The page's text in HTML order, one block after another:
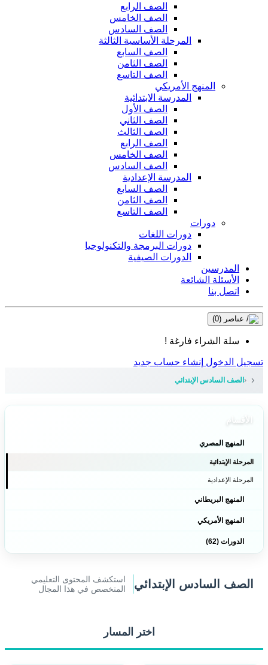
الصف الرابع
الصف الخامس
الصف السادس
المرحلة الأساسية الثالثة
الصف السابع
الصف الثامن
الصف التاسع
المنهج الأمريكي
المدرسة الابتدائية
الصف الأول
الصف الثاني
الصف الثالث
الصف الرابع
الصف الخامس
الصف السادس
المدرسة الإعدادية
الصف السابع
الصف الثامن
الصف التاسع
دورات
دورات اللغات
دورات البرمجة والتكنولوجيا
الدورات الصيفية
المدرسين
الأسئلة الشائعة
اتصل بنا
عناصر (0)
سلة الشراء فارغة !
تسجيل الدخول إنشاء حساب جديد
الصف السادس الإبتدائي
الأقسام
المنهج المصري
المرحلة الإبتدائية
المرحلة الإعدادية
المنهج البريطاني
المنهج الأمريكي
الدورات (62)
الصف السادس الإبتدائي
استكشف المحتوى التعليمي
المتخصص في هذا المجال
اختر المسار